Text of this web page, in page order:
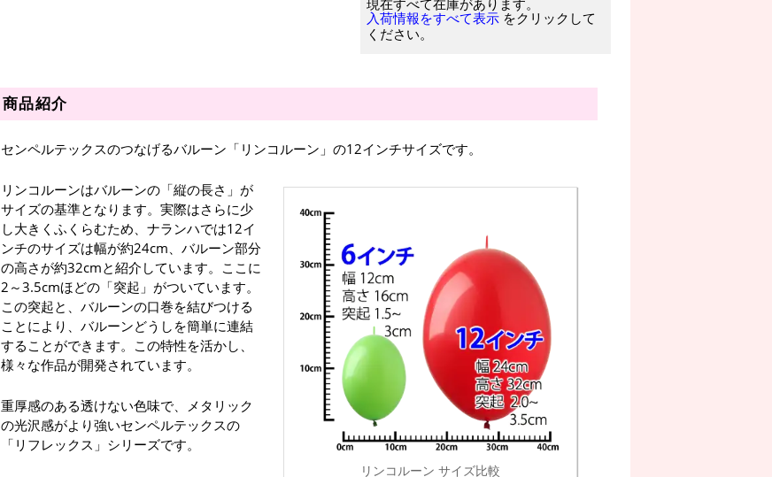
現在すべて在庫があります。
入荷情報をすべて表示 をクリックして
ください。
商品紹介
センペルテックスのつなげるバルーン「リンコルーン」の12インチサイズです。
リンコルーン サイズ比較
リンコルーンはバルーンの「縦の長さ」が
サイズの基準となります。実際はさらに少
し大きくふくらむため、ナランハでは12イ
ンチのサイズは幅が約24cm、バルーン部分
の高さが約32cmと紹介しています。ここに
2～3.5cmほどの「突起」がついています。
この突起と、バルーンの口巻を結びつける
ことにより、バルーンどうしを簡単に連結
することができます。この特性を活かし、
様々な作品が開発されています。
重厚感のある透けない色味で、メタリック
の光沢感がより強いセンペルテックスの
「リフレックス」シリーズです。